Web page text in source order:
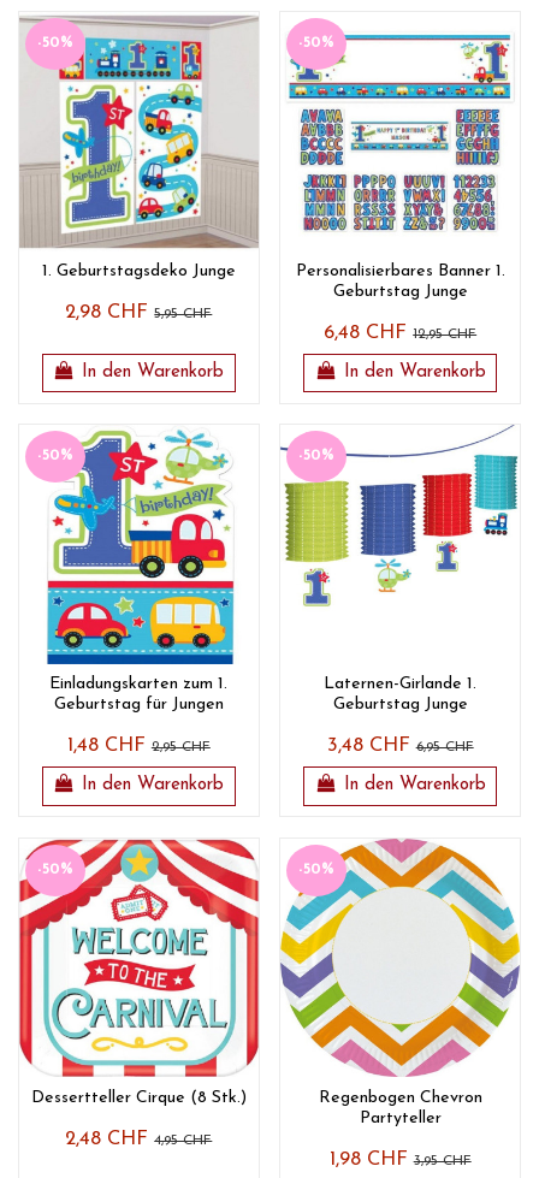
-50%
1. Geburtstagsdeko Junge
2,98 CHF5,95 CHF
In den Warenkorb
-50%
Personalisierbares Banner 1.
Geburtstag Junge
6,48 CHF12,95 CHF
In den Warenkorb
-50%
Einladungskarten zum 1.
Geburtstag für Jungen
1,48 CHF2,95 CHF
In den Warenkorb
-50%
Laternen-Girlande 1.
Geburtstag Junge
3,48 CHF6,95 CHF
In den Warenkorb
-50%
Dessertteller Cirque (8 Stk.)
2,48 CHF4,95 CHF
-50%
Regenbogen Chevron
Partyteller
1,98 CHF3,95 CHF